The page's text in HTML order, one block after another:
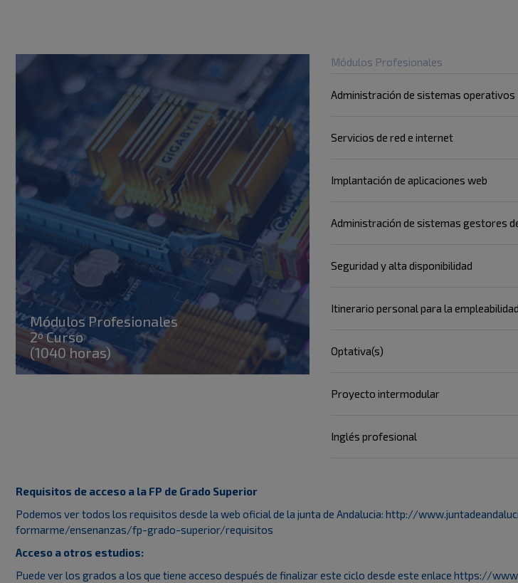
Módulos Profesionales
2º Curso
(1040 horas)
Módulos Profesionales
Administración de sistemas operativos
Servicios de red e internet
Implantación de aplicaciones web
Administración de sistemas gestores
Seguridad y alta disponibilidad
Itinerario personal para la
Optativa(s)
Proyecto intermodular
Inglés profesional
Requisitos de acceso a la FP de Grado Superior
Podemos ver todos los requisitos desde la web oficial de la junta de Andalucia: http://
formarme/ensenanzas/fp-grado-superior/requisitos
Acceso a otros estudios:
Puede ver los grados a los que tiene acceso después de finalizar este ciclo desde este enlace https://